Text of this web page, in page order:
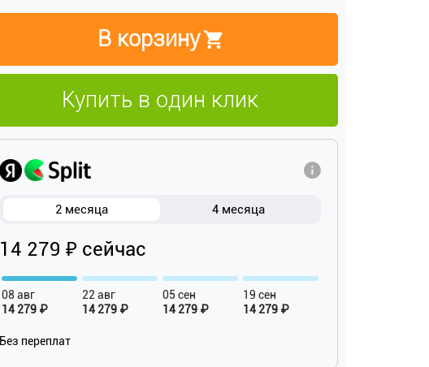
В корзину
Купить в один клик
2 месяца 4 месяца
14 279 ₽ сейчас
08 авг
14 279 ₽
22 авг
14 279 ₽
05 сен
14 279 ₽
19 сен
14 279 ₽
Без переплат